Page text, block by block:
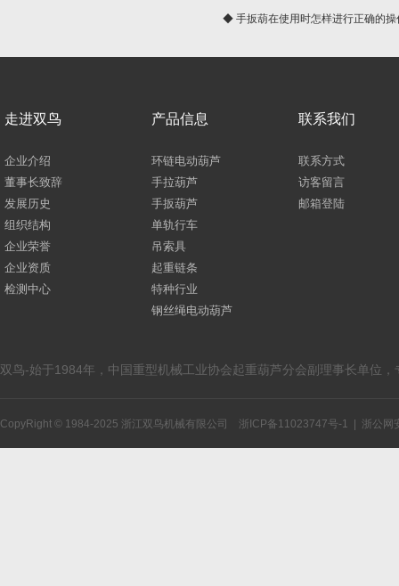
◆ 手扳葫在使用时怎样进行正确的操
走进双鸟
企业介绍
董事长致辞
发展历史
组织结构
企业荣誉
企业资质
检测中心
产品信息
环链电动葫芦
手拉葫芦
手扳葫芦
单轨行车
吊索具
起重链条
特种行业
钢丝绳电动葫芦
联系我们
联系方式
访客留言
邮箱登陆
双鸟-始于1984年，中国重型机械工业协会起重葫芦分会副理事长单位
CopyRight © 1984-2025 浙江双鸟机械有限公司 浙ICP备11023747号-1 浙公网